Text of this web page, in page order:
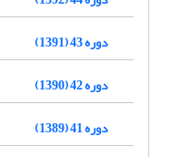
دوره 43 (1391)
دوره 42 (1390)
دوره 41 (1389)